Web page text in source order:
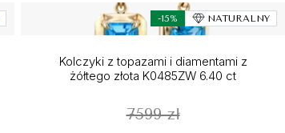
-15% NATURALNY
Kolczyki z topazami i diamentami z
żółtego złota K0485ZW 6.40 ct
7599 zł